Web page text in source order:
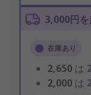
3,000円
在庫あり
2,650 は
2,000 は